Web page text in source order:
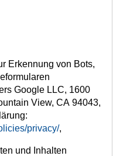
Erkennung von Bots,
Google LLC, 1600
View, CA 94043,
privacy/,
und Inhalten